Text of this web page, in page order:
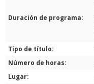
Duración de programa:
Tipo de título:
Número de horas:
Lugar: